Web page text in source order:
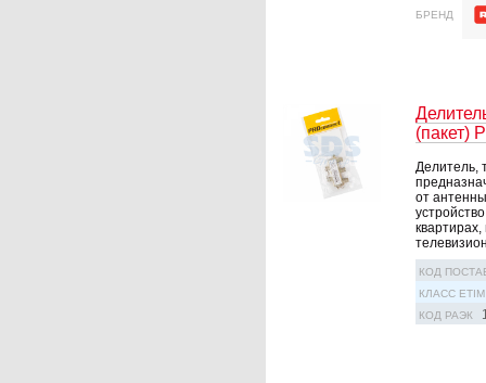
БРЕНД
(пакет)
Делитель,
от
КОД
КЛАСС ETIM
КОД РАЭК